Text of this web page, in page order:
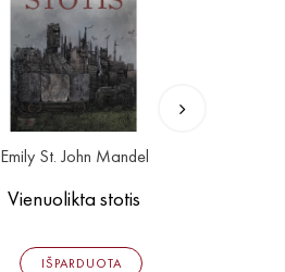
Emily St. John Mandel
Vienuolikta stotis
IŠPARDUOTA